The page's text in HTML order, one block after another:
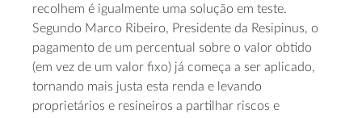
recolhem é igualmente uma solução em teste.
Segundo Marco Ribeiro, Presidente da Resipinus, o
pagamento de um percentual sobre o valor obtido
(em vez de um valor fixo) já começa a ser aplicado,
tornando mais justa esta renda e levando
proprietários e resineiros a partilhar riscos e